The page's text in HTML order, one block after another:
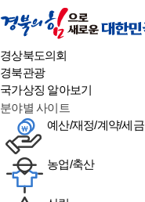
경상북도의회
경북관광
국가상징 알아보기
분야별 사이트
예산/재정/계약/세금
농업/축산